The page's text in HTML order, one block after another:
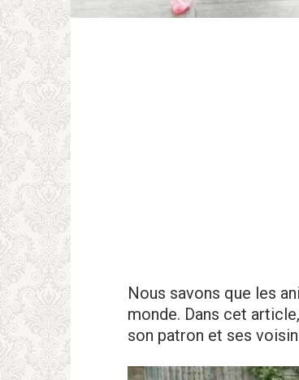
Nous savons que les
monde. Dans cet
son patron et ses